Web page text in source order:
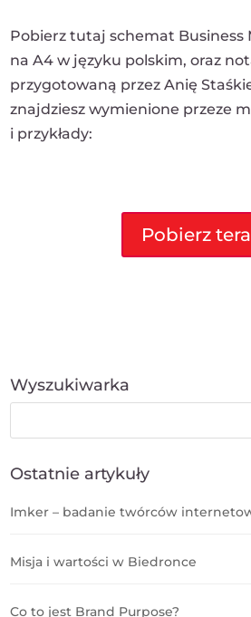
Pobierz tutaj schemat Business
na A4 w języku polskim, oraz
przygotowaną przez Anię
znajdziesz wymienione przeze
i przykłady:
Pobierz
Wyszukiwarka
Ostatnie artykuły
Imker – badanie twórców
Misja i wartości w Biedronce
Co to jest Brand Purpose?